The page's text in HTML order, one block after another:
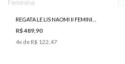
R$ 489,90
4x de R$ 122,47